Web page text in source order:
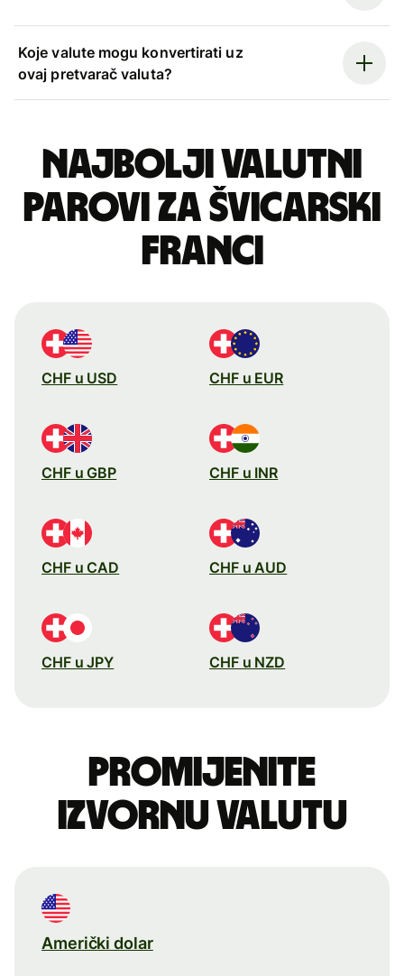
Koje valute mogu konvertirati uz
ovaj pretvarač valuta?
Najbolji valutni
parovi za švicarski
franci
CHF u USD CHF u EUR
CHF u GBP CHF u INR
CHF u CAD CHF u AUD
CHF u JPY CHF u NZD
Promijenite
izvornu valutu
Američki dolar